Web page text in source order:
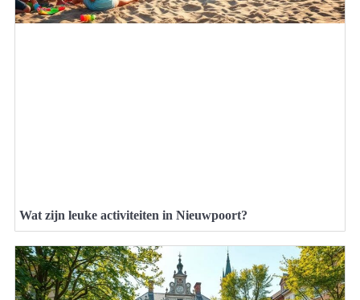
Wat zijn leuke activiteiten in Nieuwpoort?